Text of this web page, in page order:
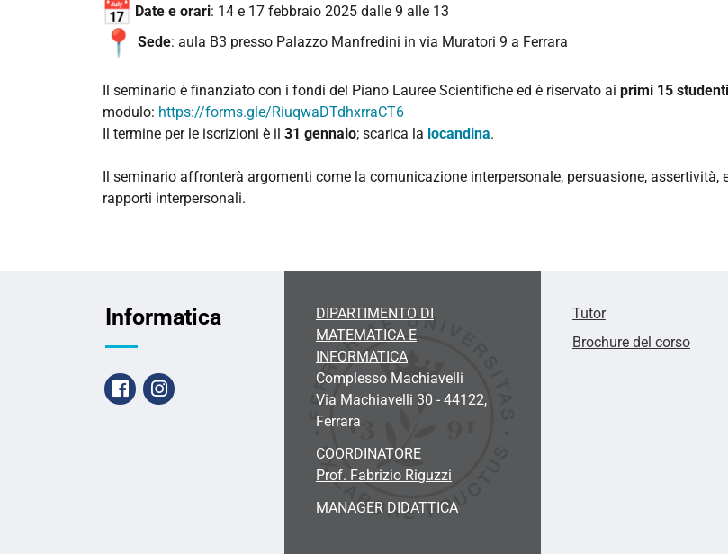
Date e orari: 14 e 17 febbraio 2025 dalle 9 alle 13
Sede: aula B3 presso Palazzo Manfredini in via Muratori 9 a Ferrara
Il seminario è finanziato con i fondi del Piano Lauree Scientifiche ed è riservato ai primi 15 studenti
modulo: https://forms.gle/RiuqwaDTdhxrraCT6
Il termine per le iscrizioni è il 31 gennaio; scarica la locandina.
Il seminario affronterà argomenti come la comunicazione interpersonale, persuasione, assertività,
rapporti interpersonali.
Informatica
FacebookInstagram
DIPARTIMENTO DI
MATEMATICA E
INFORMATICA
Complesso Machiavelli
Via Machiavelli 30 - 44122,
Ferrara
COORDINATORE
Prof. Fabrizio Riguzzi
MANAGER DIDATTICA
Tutor
Brochure del corso